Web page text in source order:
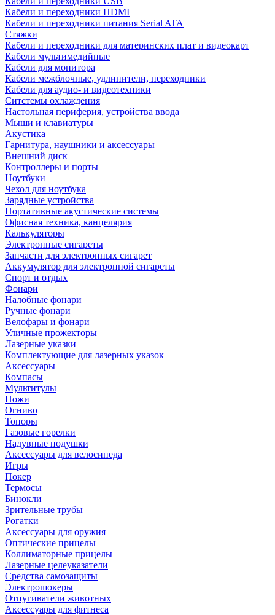
Кабели и переходники HDMI
Кабели и переходники питания Serial ATA
Стяжки
Кабели и переходники для материнских плат и видеокарт
Кабели мультимедийные
Кабели для монитора
Кабели межблочные, удлинители, переходники
Кабели для аудио- и видеотехники
Ситстемы охлаждения
Настольная периферия, устройства ввода
Мыши и клавиатуры
Акустика
Гарнитура, наушники и аксессуары
Внешний диск
Контроллеры и порты
Ноутбуки
Чехол для ноутбука
Зарядные устройства
Портативные акустические системы
Офисная техника, канцелярия
Калькуляторы
Электронные сигареты
Запчасти для электронных сигарет
Аккумулятор для электронной сигареты
Спорт и отдых
Фонари
Налобные фонари
Ручные фонари
Велофары и фонари
Уличные прожекторы
Лазерные указки
Комплектующие для лазерных указок
Аксессуары
Компасы
Мультитулы
Ножи
Огниво
Топоры
Газовые горелки
Надувные подушки
Аксессуары для велосипеда
Игры
Покер
Термосы
Бинокли
Зрительные трубы
Рогатки
Аксессуары для оружия
Оптические прицелы
Коллиматорные прицелы
Лазерные целеуказатели
Средства самозащиты
Электрошокеры
Отпугиватели животных
Аксессуары для фитнеса